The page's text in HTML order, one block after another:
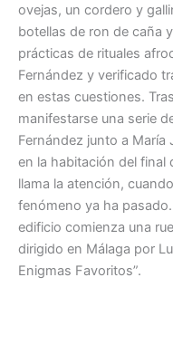
ovejas, un cordero y
botellas de ron de caña
prácticas de rituales
Fernández y verificado
en estas cuestiones.
manifestarse una serie
Fernández junto a María
en la habitación del final
llama la atención,
fenómeno ya ha
edificio comienza una
dirigido en Málaga por
Enigmas Favoritos”.